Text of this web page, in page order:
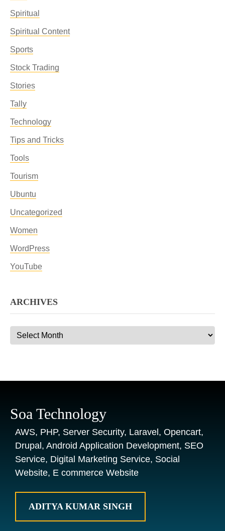
Spiritual
Spiritual Content
Sports
Stock Trading
Stories
Tally
Technology
Tips and Tricks
Tools
Tourism
Ubuntu
Uncategorized
Women
WordPress
YouTube
ARCHIVES
Archives
Soa Technology
AWS, PHP, Server Security, Laravel, Opencart,
Drupal, Android Application Development, SEO
Service, Digital Marketing Service, Social
Website, E commerce Website
ADITYA KUMAR SINGH